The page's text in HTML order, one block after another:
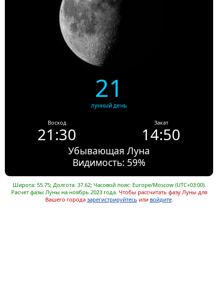
21
лунный день
Восход
21:30
Закат
14:50
Убывающая Луна
Видимость: 59%
Широта: 55.75; Долгота: 37.62; Часовой пояс: Europe/Moscow (UTC+03:00).
Расчет фазы Луны на ноябрь 2023 года. Чтобы рассчитать фазу Луны для
Вашего города зарегистрируйтесь или войдите.